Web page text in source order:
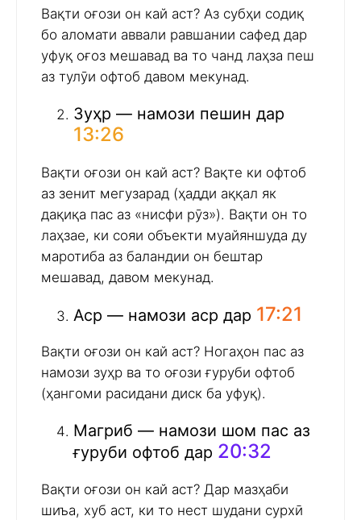
Вақти оғози он кай аст? Аз субҳи содиқ
бо аломати аввали равшании сафед дар
уфуқ оғоз мешавад ва то чанд лаҳза пеш
аз тулӯи офтоб давом мекунад.
Зуҳр — намози пешин дар
13:26
Вақти оғози он кай аст? Вақте ки офтоб
аз зенит мегузарад (ҳадди аққал як
дақиқа пас аз «нисфи рӯз»). Вақти он то
лаҳзае, ки сояи объекти муайяншуда ду
маротиба аз баландии он бештар
мешавад, давом мекунад.
Аср — намози аср дар 17:21
Вақти оғози он кай аст? Ногаҳон пас аз
намози зуҳр ва то оғози ғуруби офтоб
(ҳангоми расидани диск ба уфуқ).
Магриб — намози шом пас аз
ғуруби офтоб дар 20:32
Вақти оғози он кай аст? Дар мазҳаби
шиъа, хуб аст, ки то нест шудани сурхӣ